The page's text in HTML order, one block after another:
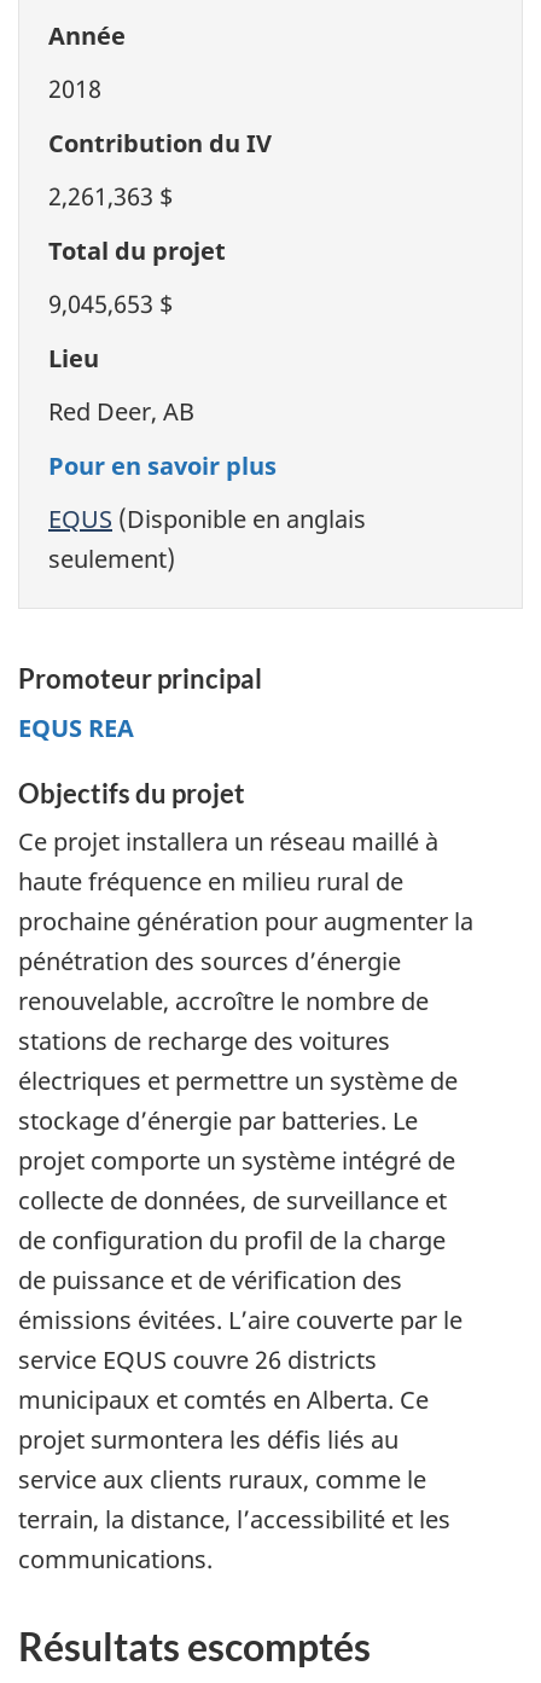
Année
2018
Contribution du IV
2,261,363 $
Total du projet
9,045,653 $
Lieu
Red Deer, AB
Pour en savoir plus
EQUS (Disponible en anglais
seulement)
Promoteur principal
EQUS REA
Objectifs du projet
Ce projet installera un réseau maillé à
haute fréquence en milieu rural de
prochaine génération pour augmenter la
pénétration des sources d’énergie
renouvelable, accroître le nombre de
stations de recharge des voitures
électriques et permettre un système de
stockage d’énergie par batteries. Le
projet comporte un système intégré de
collecte de données, de surveillance et
de configuration du profil de la charge
de puissance et de vérification des
émissions évitées. L’aire couverte par le
service EQUS couvre 26 districts
municipaux et comtés en Alberta. Ce
projet surmontera les défis liés au
service aux clients ruraux, comme le
terrain, la distance, l’accessibilité et les
communications.
Résultats escomptés